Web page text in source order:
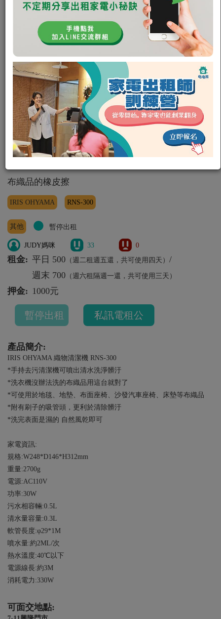
IRIS OHYAMA 織物清潔機
布織品的橡皮擦
IRIS OHYAMA RNS-300
其他 暫停出租
JUDY媽咪 33 0
租金: 平日 500 （週二租週五還，共可使用四天） /
週末 700 （週六租隔週一還，共可使用三天）
押金: 1000元
暫停出租 私訊電租公
產品簡介:
IRIS OHYAMA 織物清潔機 RNS-300
*手持去污清潔機可噴出清水洗淨髒汙
*洗衣機沒辦法洗的布織品用這台就對了
*可使用於地毯、地墊、布面座椅、沙發汽車座椅、床墊等布織品
*附有刷子的吸管頭，更利於清除髒汙
*洗完表面是濕的 自然風乾即可
家電資訊:
規格:W248*D146*H312mm
重量:2700g
電源:AC110V
功率:30W
污水相容輛:0.5L
清水量容量:0.3L
軟管長度:φ29*1M
噴水量:約2ML/次
熱水溫度:40℃以下
電源線長:約3M
消耗電力:330W
可面交地點: